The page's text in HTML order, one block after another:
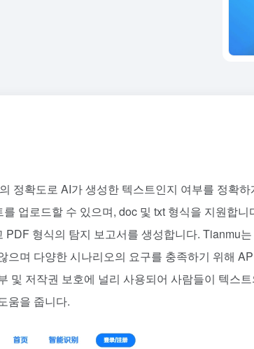
정확도로 AI가 생성한 텍스트인지 여부를 정확하
업로드할 수 있으며, doc 및 txt 형식을 지원합니
형식의 탐지 보고서를 생성합니다. Tianmu
며 다양한 시나리오의 요구를 충족하기 위해
및 저작권 보호에 널리 사용되어 사람들이 텍스트
움을 줍니다.